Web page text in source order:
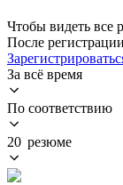
Чтобы видеть все
После
За всё время
По соответствию
20 резюме